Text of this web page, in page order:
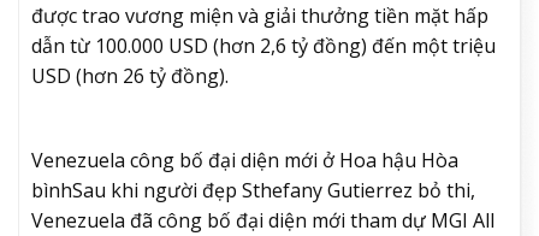
được trao vương miện và giải thưởng tiền mặt hấp
dẫn từ 100.000 USD (hơn 2,6 tỷ đồng) đến một triệu
USD (hơn 26 tỷ đồng).
Venezuela công bố đại diện mới ở Hoa hậu Hòa
bìnhSau khi người đẹp Sthefany Gutierrez bỏ thi,
Venezuela đã công bố đại diện mới tham dự MGI All